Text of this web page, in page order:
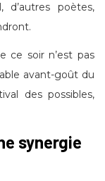
d’autres poètes,
ce soir n’est pas
avant-goût du
des possibles,
synergie